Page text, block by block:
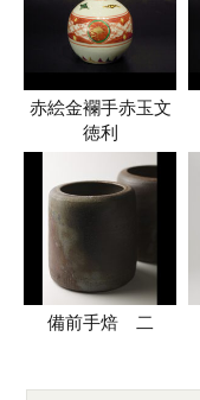
赤絵金襴手赤玉文
徳利
備前手焙 二